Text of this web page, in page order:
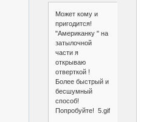
Может кому и
пригодится!
"Американку " на
затылочной
части я
открываю
отверткой !
Более быстрый и
бесшумный
способ!
Попробуйте! 5.gif